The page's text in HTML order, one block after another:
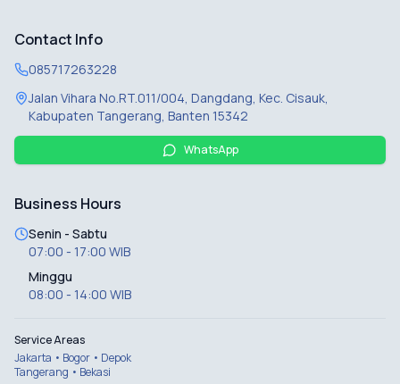
Contact Info
085717263228
Jalan Vihara No.RT.011/004, Dangdang, Kec. Cisauk,
Kabupaten Tangerang, Banten 15342
WhatsApp
Business Hours
Senin - Sabtu
07:00 - 17:00 WIB
Minggu
08:00 - 14:00 WIB
Service Areas
Jakarta • Bogor • Depok
Tangerang • Bekasi